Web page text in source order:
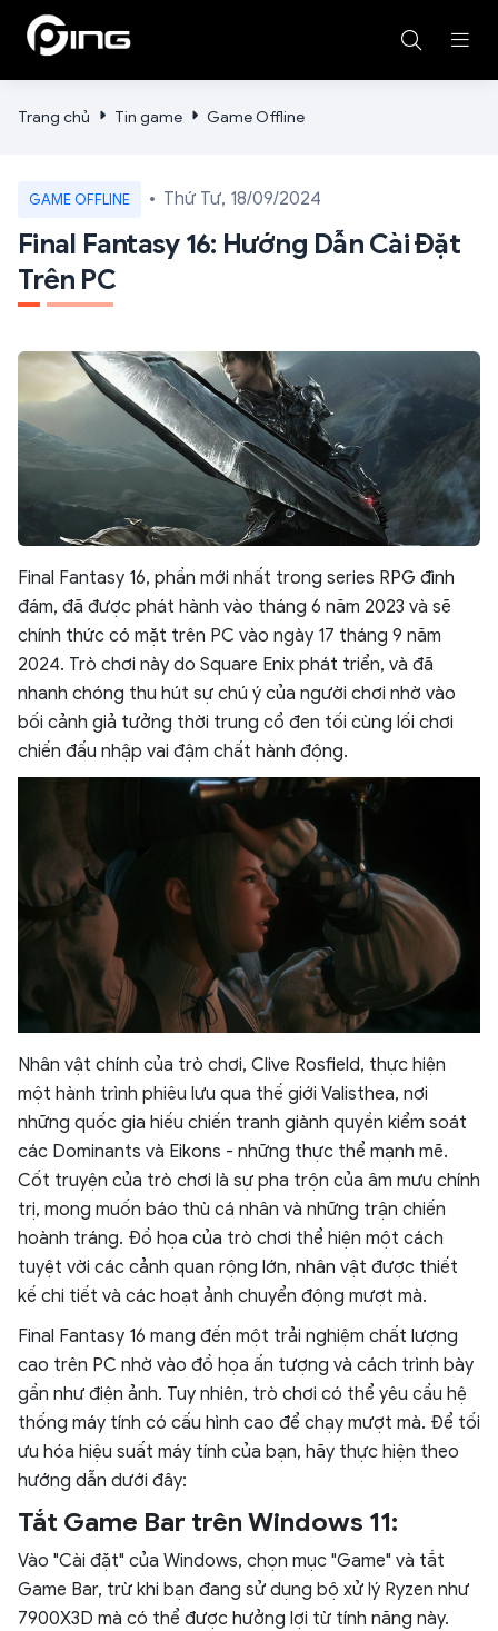
Trang chủ Tin game Game Offline
GAME OFFLINE Thứ Tư, 18/09/2024
Final Fantasy 16: Hướng Dẫn Cài Đặt
Trên PC
Final Fantasy 16, phần mới nhất trong series RPG đình
đám, đã được phát hành vào tháng 6 năm 2023 và sẽ
chính thức có mặt trên PC vào ngày 17 tháng 9 năm
2024. Trò chơi này do Square Enix phát triển, và đã
nhanh chóng thu hút sự chú ý của người chơi nhờ vào
bối cảnh giả tưởng thời trung cổ đen tối cùng lối chơi
chiến đấu nhập vai đậm chất hành động.
Nhân vật chính của trò chơi, Clive Rosfield, thực hiện
một hành trình phiêu lưu qua thế giới Valisthea, nơi
những quốc gia hiếu chiến tranh giành quyền kiểm soát
các Dominants và Eikons - những thực thể mạnh mẽ.
Cốt truyện của trò chơi là sự pha trộn của âm mưu chính
trị, mong muốn báo thù cá nhân và những trận chiến
hoành tráng. Đồ họa của trò chơi thể hiện một cách
tuyệt vời các cảnh quan rộng lớn, nhân vật được thiết
kế chi tiết và các hoạt ảnh chuyển động mượt mà.
Final Fantasy 16 mang đến một trải nghiệm chất lượng
cao trên PC nhờ vào đồ họa ấn tượng và cách trình bày
gần như điện ảnh. Tuy nhiên, trò chơi có thể yêu cầu hệ
thống máy tính có cấu hình cao để chạy mượt mà. Để tối
ưu hóa hiệu suất máy tính của bạn, hãy thực hiện theo
hướng dẫn dưới đây:
Tắt Game Bar trên Windows 11:
Vào "Cài đặt" của Windows, chọn mục "Game" và tắt
Game Bar, trừ khi bạn đang sử dụng bộ xử lý Ryzen như
7900X3D mà có thể được hưởng lợi từ tính năng này.